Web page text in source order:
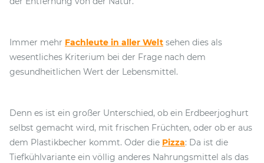
Immer mehr Fachleute in aller Welt sehen dies als
wesentliches Kriterium bei der Frage nach dem
gesundheitlichen Wert der Lebensmittel.
Denn es ist ein großer Unterschied, ob ein Erdbeerjoghurt
selbst gemacht wird, mit frischen Früchten, oder ob er aus
dem Plastikbecher kommt. Oder die Pizza: Da ist die
Tiefkühlvariante ein völlig anderes Nahrungsmittel als das